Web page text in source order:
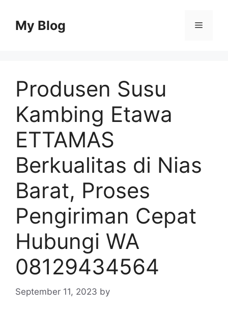
contentMy Blog Menu
Produsen Susu
Kambing Etawa
ETTAMAS
Berkualitas di Nias
Barat, Proses
Pengiriman Cepat
Hubungi WA
08129434564
September 11, 2023 by